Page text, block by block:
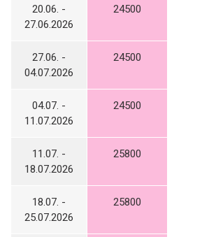
20.06. -
27.06.2026
24500
27.06. -
04.07.2026
24500
04.07. -
11.07.2026
24500
11.07. -
18.07.2026
25800
18.07. -
25.07.2026
25800